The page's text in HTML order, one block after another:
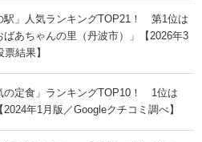
駅」人気ランキングTOP21！ 第1位は
ばあちゃんの里（丹波市）」【2026年3
結果】
の定食」ランキングTOP10！ 1位は
2024年1月版／Googleクチコミ調べ】